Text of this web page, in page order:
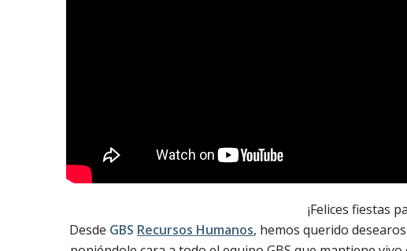
¡Felices fiestas
Desde GBS Recursos Humanos, hemos querido